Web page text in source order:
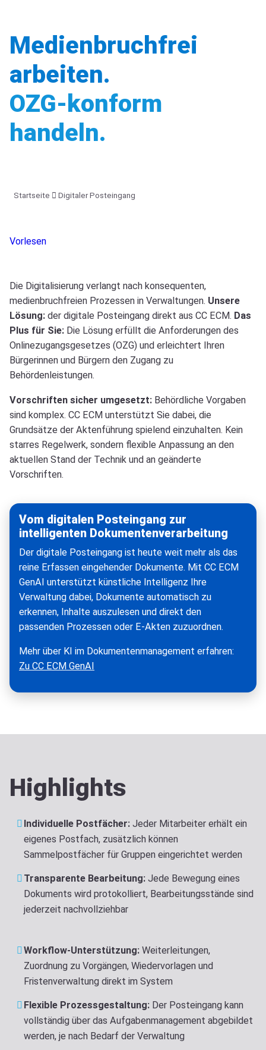
Medienbruchfrei
arbeiten.
OZG-konform
handeln.
Startseite Digitaler Posteingang
Vorlesen
Die Digitalisierung verlangt nach konsequenten,
medienbruchfreien Prozessen in Verwaltungen. Unsere
Lösung: der digitale Posteingang direkt aus CC ECM. Das
Plus für Sie: Die Lösung erfüllt die Anforderungen des
Onlinezugangsgesetzes (OZG) und erleichtert Ihren
Bürgerinnen und Bürgern den Zugang zu
Behördenleistungen.
Vorschriften sicher umgesetzt: Behördliche Vorgaben
sind komplex. CC ECM unterstützt Sie dabei, die
Grundsätze der Aktenführung spielend einzuhalten. Kein
starres Regelwerk, sondern flexible Anpassung an den
aktuellen Stand der Technik und an geänderte
Vorschriften.
Vom digitalen Posteingang zur
intelligenten Dokumentenverarbeitung
Der digitale Posteingang ist heute weit mehr als das
reine Erfassen eingehender Dokumente. Mit CC ECM
GenAI unterstützt künstliche Intelligenz Ihre
Verwaltung dabei, Dokumente automatisch zu
erkennen, Inhalte auszulesen und direkt den
passenden Prozessen oder E-Akten zuzuordnen.
Mehr über KI im Dokumentenmanagement erfahren:
Zu CC ECM GenAI
Highlights
Individuelle Postfächer: Jeder Mitarbeiter erhält ein
eigenes Postfach, zusätzlich können
Sammelpostfächer für Gruppen eingerichtet werden
Transparente Bearbeitung: Jede Bewegung eines
Dokuments wird protokolliert, Bearbeitungsstände sind
jederzeit nachvollziehbar
Workflow-Unterstützung: Weiterleitungen,
Zuordnung zuVorgängen, Wiedervorlagen und
Fristenverwaltung direkt im System
Flexible Prozessgestaltung: Der Posteingang kann
vollständig über dasAufgabenmanagement abgebildet
werden, je nach Bedarf der Verwaltung